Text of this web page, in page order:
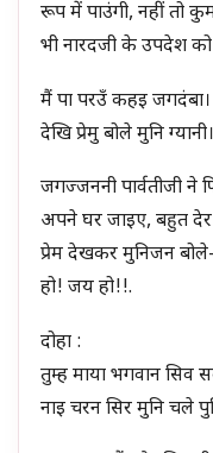
रूप में पाउंगी, नहीं तो
भी नारदजी के उपदेश को
मैं पा परउँ कहइ
देखि प्रेमु बोले मुनि
जगज्जननी पार्वतीजी
अपने घर जाइए, बहुत देर
प्रेम देखकर मुनिजन
हो! जय हो!!.
दोहा :
तुम्ह माया भगवान सिव
नाइ चरन सिर मुनि चले